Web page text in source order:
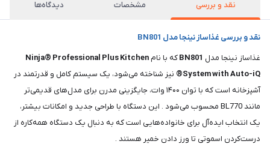
نقد و بررسی مشخصات دیدگاه‌ها
نقد و بررسی غذاساز نینجا مدل BN801
غذاساز نینجا مدل BN801که با نام Ninja® Professional Plus Kitchen
System with Auto-iQ®
نیز شناخته می‌شود، یک سیستم کامل و قدرتمند در
آشپزخانه است که با توان ۱۴۰۰ وات، جایگزینی مدرن برای مدل‌های قدیمی‌تر
مانند BL770 محسوب می‌شود . این دستگاه با طراحی جدید و امکانات بیشتر،
یک انتخاب ایده‌آل برای خانواده‌هایی است که به دنبال یک دستگاه همه‌کاره از
درست‌کردن اسموتی تا ورز دادن خمیر هستند .